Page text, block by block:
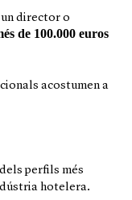
director o
de 100.000 euros
acostumen a
perfils més
hotelera.